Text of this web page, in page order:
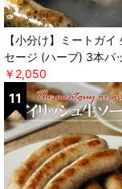
【小分け】ミートガイ
セージ (ハーブ) 3本パ
ット ＊軽減税率対象 [
イ]
￥2,050